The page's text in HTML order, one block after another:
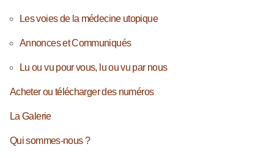
Les voies de la médecine utopique
Annonces et Communiqués
Lu ou vu pour vous, lu ou vu par nous
Acheter ou télécharger des numéros
La Galerie
Qui sommes-nous ?